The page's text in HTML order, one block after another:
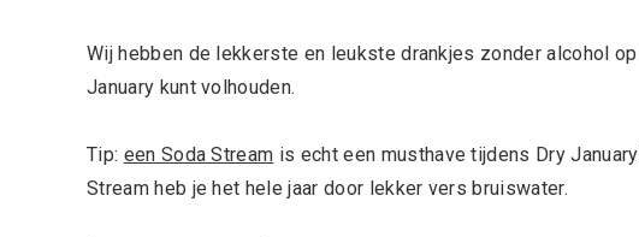
Wij hebben de lekkerste en leukste drankjes zonder alcohol
January kunt volhouden.
Tip: een Soda Stream is echt een musthave tijdens Dry
Stream heb je het hele jaar door lekker vers bruiswater.